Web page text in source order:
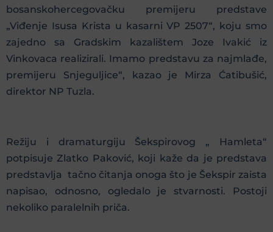
bosanskohercegovačku premijeru predstave
„Viđenje Isusa Krista u kasarni VP 2507“, koju smo
zajedno sa Gradskim kazalištem Joze Ivakić iz
Vinkovaca realizirali. Imamo predstavu za najmlađe,
premijeru Snjeguljice“, kazao je Mirza Ćatibušić,
direktor NP Tuzla.
Režiju i dramaturgiju Šekspirovog „ Hamleta“
potpisuje Zlatko Paković, koji kaže da je predstava
predstavlja tačno čitanja onoga što je Šekspir zaista
napisao, odnosno, ogledalo je stvarnosti. Postoji
nekoliko paralelnih priča.